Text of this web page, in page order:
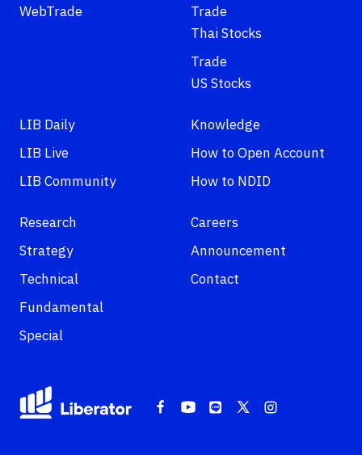
WebTrade
Trade
Thai Stocks
Trade
US Stocks
LIB Daily
LIB Live
LIB Community
Knowledge
How to Open Account
How to NDID
Research
Strategy
Technical
Fundamental
Special
Careers
Announcement
Contact